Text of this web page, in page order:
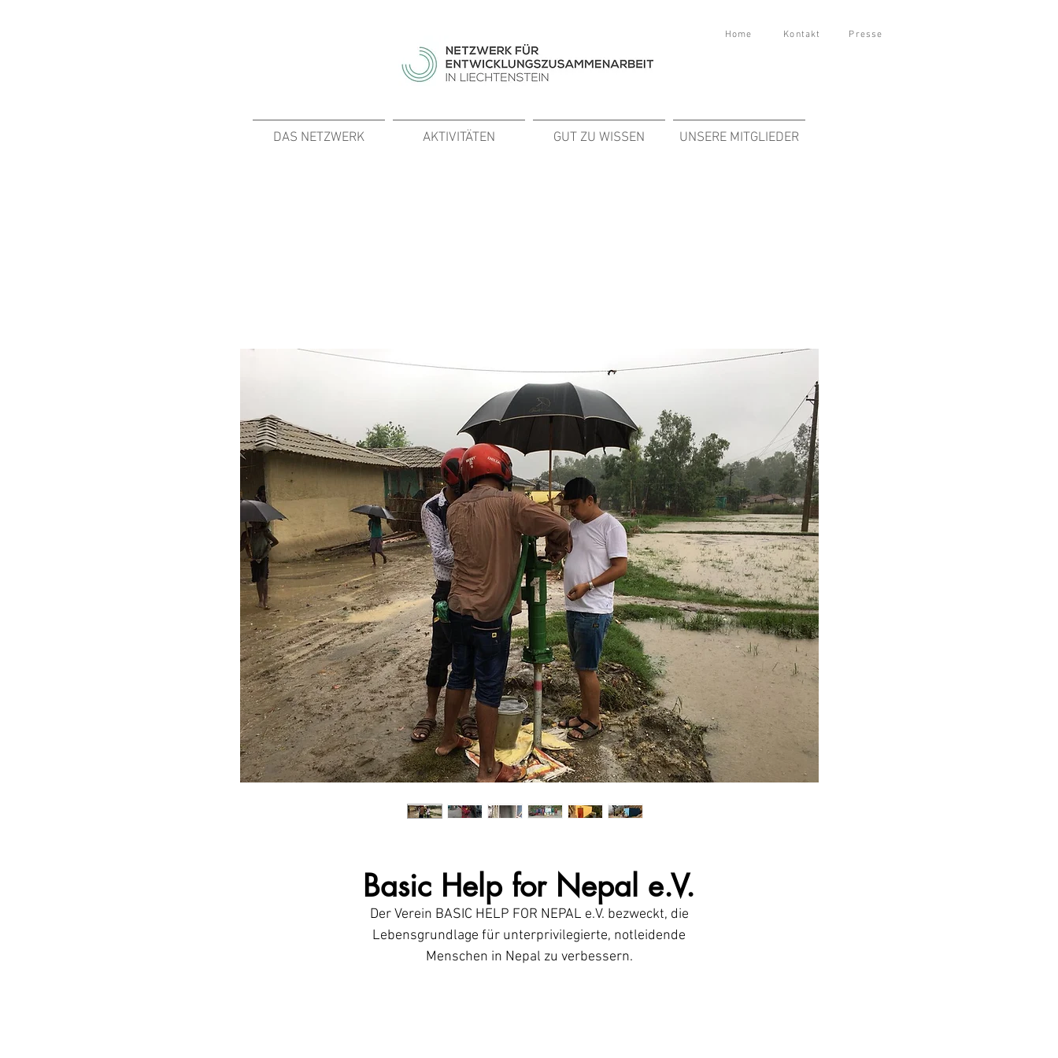
Home Kontakt Presse
DAS NETZWERK AKTIVITÄTEN GUT ZU WISSEN UNSERE MITGLIEDER
Basic Help for Nepal e.V.
Der Verein BASIC HELP FOR NEPAL e.V. bezweckt, die
Lebensgrundlage für unterprivilegierte, notleidende
Menschen in Nepal zu verbessern.